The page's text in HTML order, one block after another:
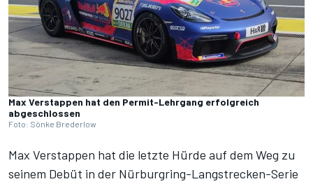
Max Verstappen hat den Permit-Lehrgang erfolgreich
abgeschlossen
Foto: Sönke Brederlow
Max Verstappen hat die letzte Hürde auf dem Weg zu
seinem Debüt in der Nürburgring-Langstrecken-Serie